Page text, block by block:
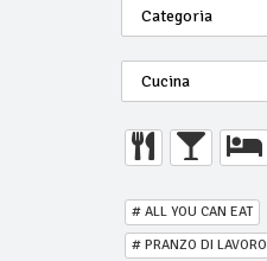
# ALL YOU CAN EAT
# PRANZO DI LAVORO